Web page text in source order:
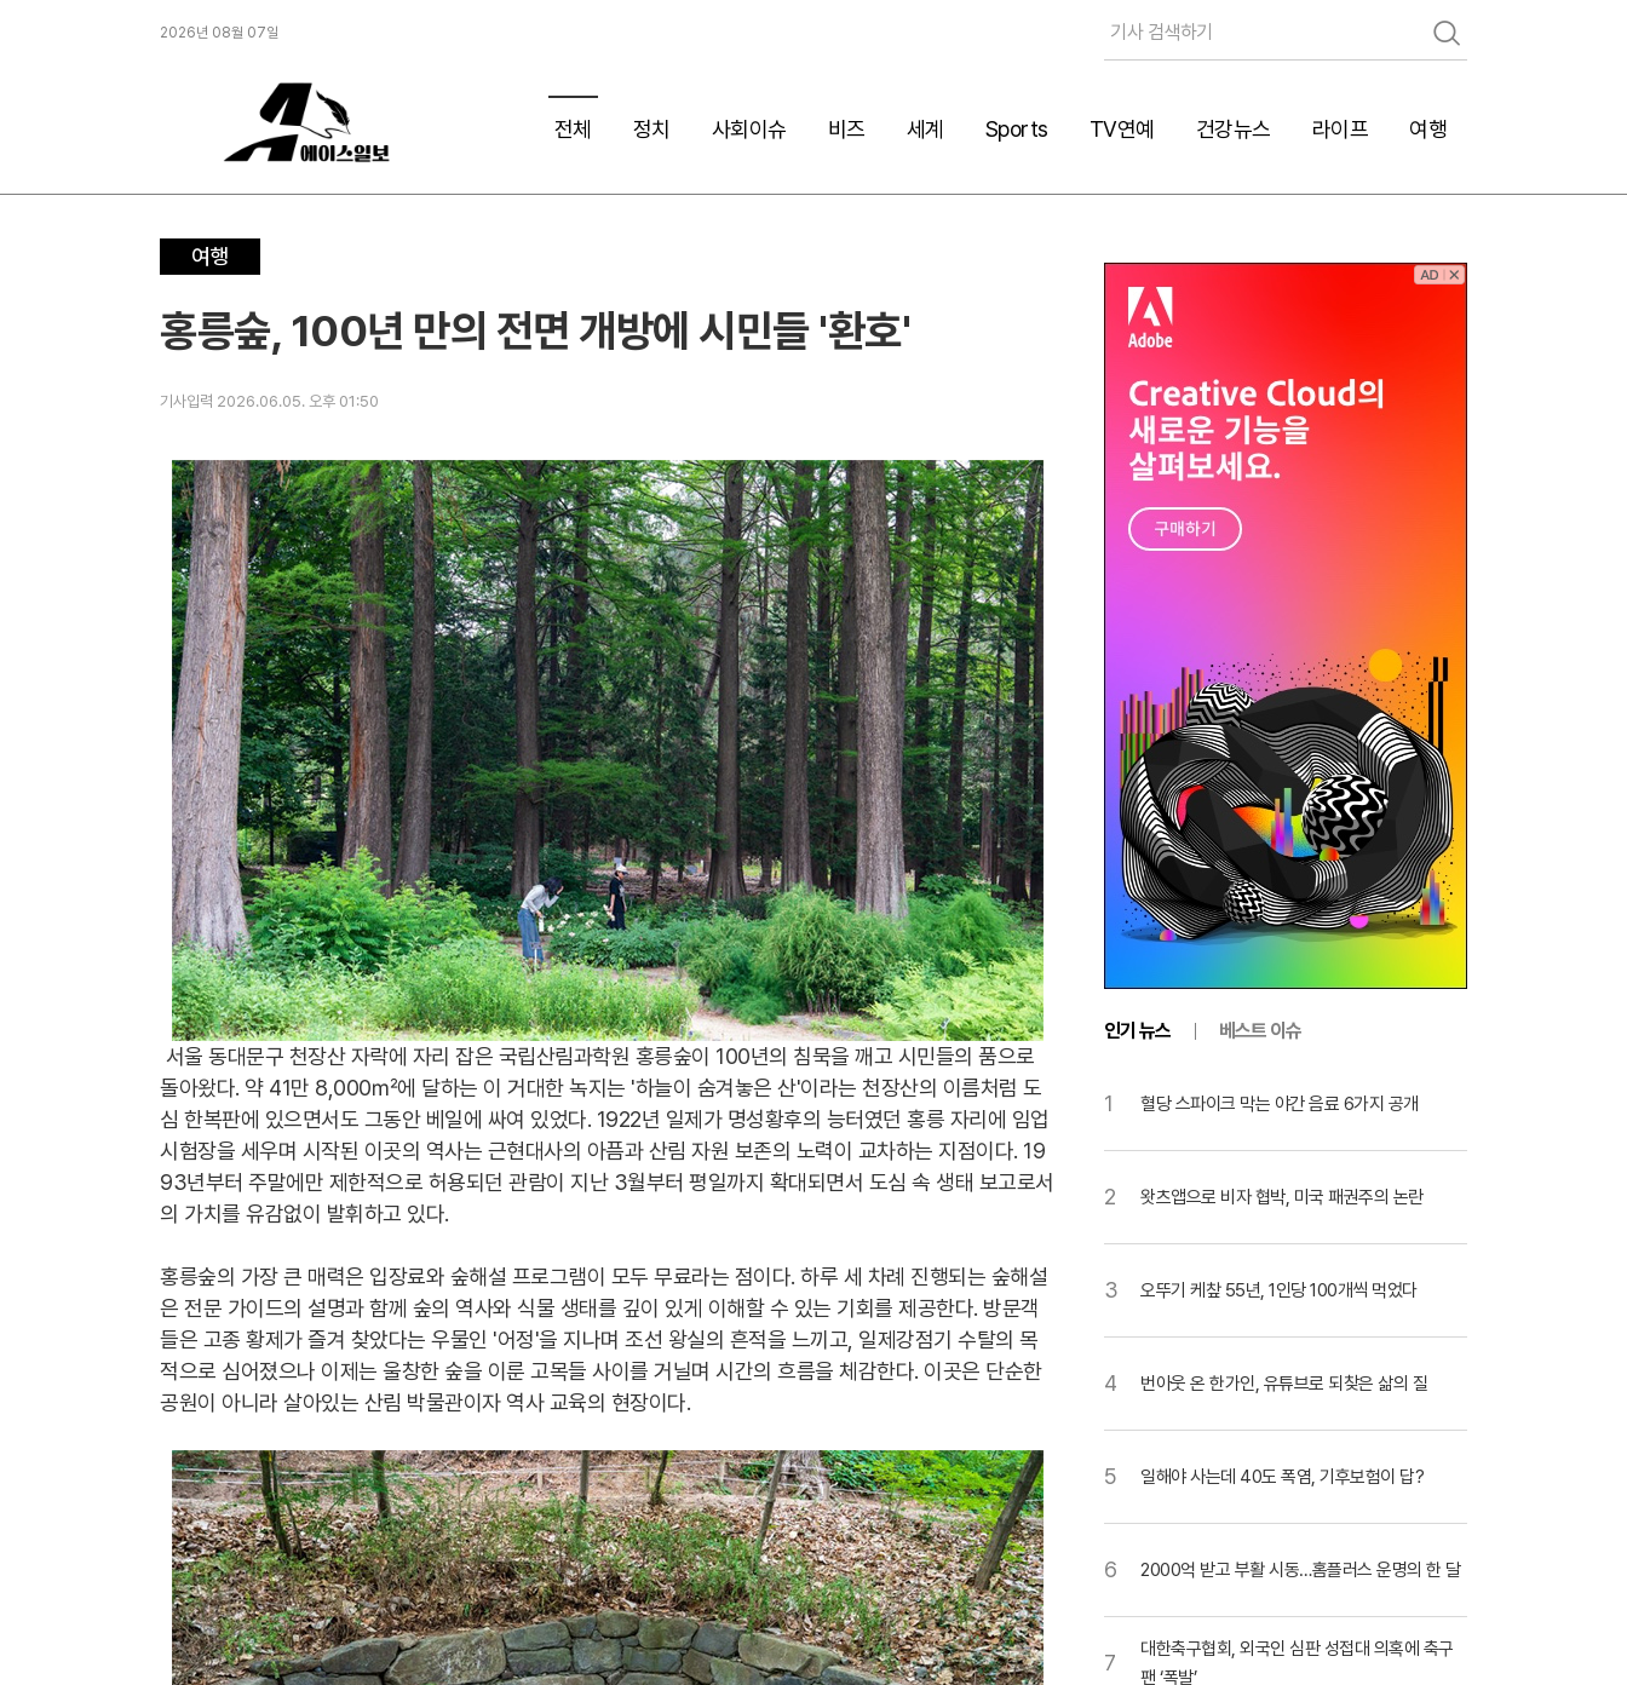
검
색
2026년 08월 07일
전체 정치 사회이슈 비즈 세계 Sports TV연예 건강뉴스 라이프 여행
여행
홍릉숲, 100년 만의 전면 개방에 시민들 '환호'
기사입력 2026.06.05. 오후 01:50
서울 동대문구 천장산 자락에 자리 잡은 국립산림과학원 홍릉숲이 100년의 침묵을 깨고 시민들의 품으로
돌아왔다. 약 41만 8,000㎡에 달하는 이 거대한 녹지는 '하늘이 숨겨놓은 산'이라는 천장산의 이름처럼 도
심 한복판에 있으면서도 그동안 베일에 싸여 있었다. 1922년 일제가 명성황후의 능터였던 홍릉 자리에 임업
시험장을 세우며 시작된 이곳의 역사는 근현대사의 아픔과 산림 자원 보존의 노력이 교차하는 지점이다. 19
93년부터 주말에만 제한적으로 허용되던 관람이 지난 3월부터 평일까지 확대되면서 도심 속 생태 보고로서
의 가치를 유감없이 발휘하고 있다.
홍릉숲의 가장 큰 매력은 입장료와 숲해설 프로그램이 모두 무료라는 점이다. 하루 세 차례 진행되는 숲해설
은 전문 가이드의 설명과 함께 숲의 역사와 식물 생태를 깊이 있게 이해할 수 있는 기회를 제공한다. 방문객
들은 고종 황제가 즐겨 찾았다는 우물인 '어정'을 지나며 조선 왕실의 흔적을 느끼고, 일제강점기 수탈의 목
적으로 심어졌으나 이제는 울창한 숲을 이룬 고목들 사이를 거닐며 시간의 흐름을 체감한다. 이곳은 단순한
공원이 아니라 살아있는 산림 박물관이자 역사 교육의 현장이다.
인기 뉴스 베스트 이슈
1 혈당 스파이크 막는 야간 음료 6가지 공개
2 왓츠앱으로 비자 협박, 미국 패권주의 논란
3 오뚜기 케챂 55년, 1인당 100개씩 먹었다
4 번아웃 온 한가인, 유튜브로 되찾은 삶의 질
5 일해야 사는데 40도 폭염, 기후보험이 답?
6 2000억 받고 부활 시동…홈플러스 운명의 한 달
7
대한축구협회, 외국인 심판 성접대 의혹에 축구
팬 ‘폭발’